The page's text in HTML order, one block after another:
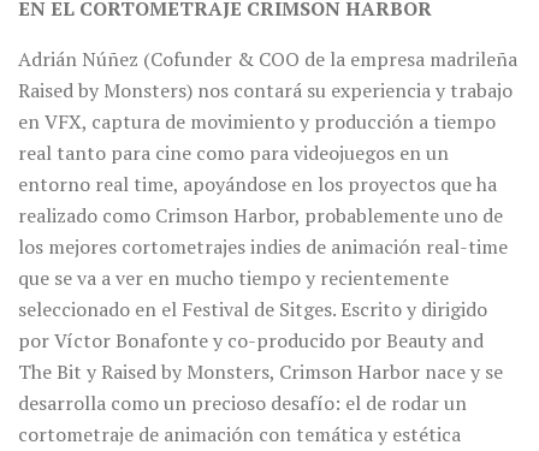
EN EL CORTOMETRAJE CRIMSON HARBOR
Adrián Núñez (Cofunder & COO de la empresa madrileña
Raised by Monsters) nos contará su experiencia y trabajo
en VFX, captura de movimiento y producción a tiempo
real tanto para cine como para videojuegos en un
entorno real time, apoyándose en los proyectos que ha
realizado como Crimson Harbor, probablemente uno de
los mejores cortometrajes indies de animación real-time
que se va a ver en mucho tiempo y recientemente
seleccionado en el Festival de Sitges. Escrito y dirigido
por Víctor Bonafonte y co-producido por Beauty and
The Bit y Raised by Monsters, Crimson Harbor nace y se
desarrolla como un precioso desafío: el de rodar un
cortometraje de animación con temática y estética